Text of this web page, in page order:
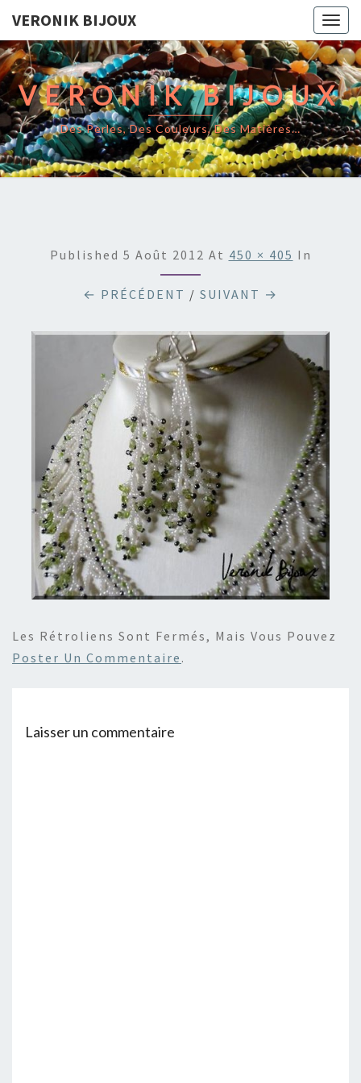
VERONIK BIJOUX
VERONIK BIJOUX
Des Perles, Des Couleurs, Des Matières…
Published 5 Août 2012 At 450 × 405 In
← PRÉCÉDENT / SUIVANT →
Les Rétroliens Sont Fermés, Mais Vous Pouvez
Poster Un Commentaire .
Laisser un commentaire